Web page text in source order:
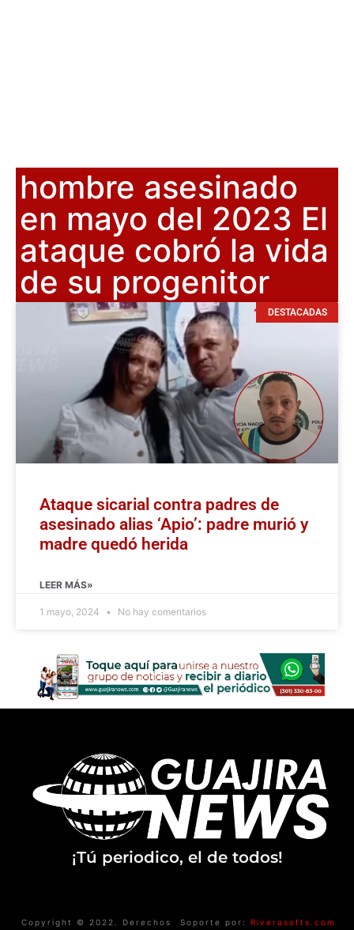
hombre asesinado
en mayo del 2023 El
ataque cobró la vida
de su progenitor
DESTACADAS
Ataque sicarial contra padres de
asesinado alias ‘Apio’: padre murió y
madre quedó herida
LEER MÁS»
1 mayo, 2024 No hay comentarios
¡Tú periodico, el de todos!
Copyright © 2022. Derechos
Soporte por: Riverasofts.com